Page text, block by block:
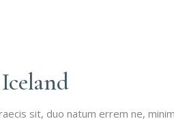
sit, duo natum errem ne,